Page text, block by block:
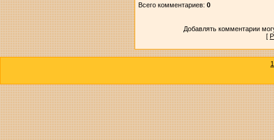
Всего комментариев: 0
Добавлять комментарии
[